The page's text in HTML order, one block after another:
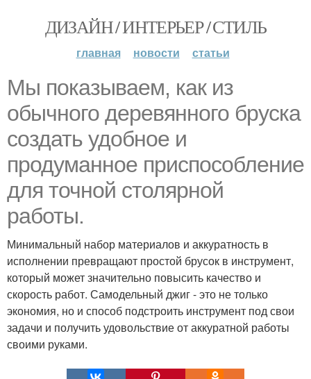
ДИЗАЙН / ИНТЕРЬЕР / СТИЛЬ
главная новости статьи
Мы показываем, как из
обычного деревянного бруска
создать удобное и
продуманное приспособление
для точной столярной
работы.
Минимальный набор материалов и аккуратность в
исполнении превращают простой брусок в инструмент,
который может значительно повысить качество и
скорость работ. Самодельный джиг - это не только
экономия, но и способ подстроить инструмент под свои
задачи и получить удовольствие от аккуратной работы
своими руками.